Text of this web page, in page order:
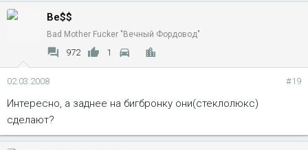
Be$$
Bad Mother Fucker "Вечный Фордовод"
972 1
02.03.2008 #19
Интересно, а заднее на бигбронку они(стеклолюкс)
сделают?